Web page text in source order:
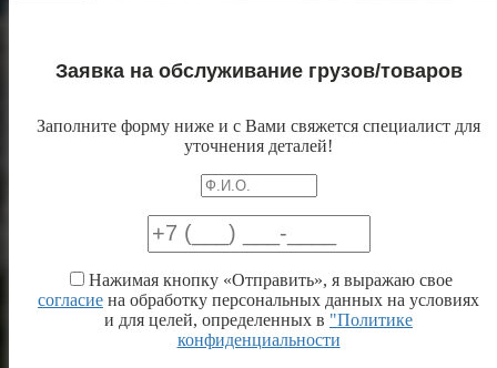
Заявка на обслуживание грузов/товаров
Заполните форму ниже и с Вами свяжется специалист для
уточнения деталей!
Нажимая кнопку «Отправить», я выражаю свое
согласие на обработку персональных данных на условиях
и для целей, определенных в "Политике
конфиденциальности